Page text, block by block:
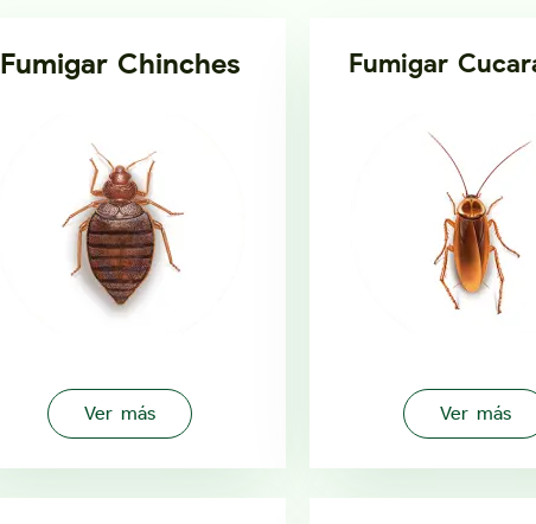
Fumigar Chinches
Ver más
Fumigar
Ver más